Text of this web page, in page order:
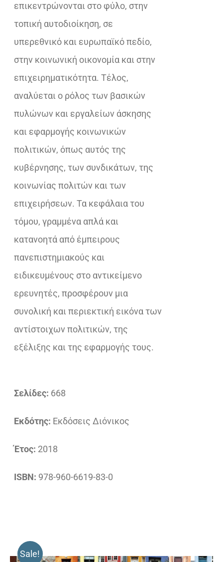
επικεντρώνονται στο φύλο, στην
τοπική αυτοδιοίκηση, σε
υπερεθνικό και ευρωπαϊκό πεδίο,
στην κοινωνική οικονομία και στην
επιχειρηματικότητα. Τέλος,
αναλύεται ο ρόλος των βασικών
πυλώνων και εργαλείων άσκησης
και εφαρμογής κοινωνικών
πολιτικών, όπως αυτός της
κυβέρνησης, των συνδικάτων, της
κοινωνίας πολιτών και των
επιχειρήσεων. Τα κεφάλαια του
τόμου, γραμμένα απλά και
κατανοητά από έμπειρους
πανεπιστημιακούς και
ειδικευμένους στο αντικείμενο
ερευνητές, προσφέρουν μια
συνολική και περιεκτική εικόνα των
αντίστοιχων πολιτικών, της
εξέλιξης και της εφαρμογής τους.
Σελίδες: 668
Εκδότης: Εκδόσεις Διόνικος
Έτος: 2018
ISBN: 978-960-6619-83-0
Sale!